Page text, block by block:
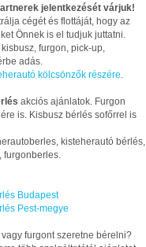
jelentkezését várjuk!
cégét és flottáját, hogy az
Önnek is el tudjuk juttatni.
furgon, pick-up,
adás.
kölcsönzők részére
akciós ajánlatok. Furgon
is. Kisbusz bérlés sofőrrel is
kisteherautó bérlés,
furgonberles.
Budapest
Pest-megye
furgont szeretne bérelni?